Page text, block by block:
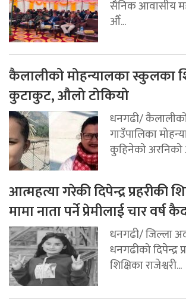
सैनिक आवासीय
औँ...
कैलालीको मोहन्यालका स्कुलका
कुटाकुट, औलो टोकियो
धनगढी/
गाउँपालिका
कुहिनेको
आत्महत्या गरेकी दिपेन्द्र प्रहरीकी
मामा नाता पर्ने प्रेमीलाई चार वर्ष
धनगढी/ जिल्ला
धनगढीको दिपेन्द्र
शिक्षिका राजेश्वरी...